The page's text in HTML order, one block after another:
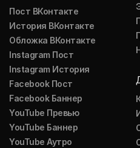
Пост ВКонтакте
История ВКонтакте
Обложка ВКонтакте
Instagram Пост
Instagram История
Facebook Пост
Facebook Баннер
YouTube Превью
YouTube Баннер
YouTube Аутро